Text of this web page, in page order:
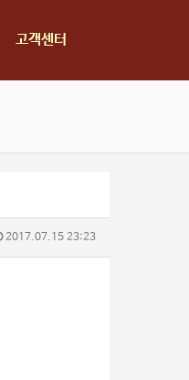
고객센터
2017.07.15 23:23